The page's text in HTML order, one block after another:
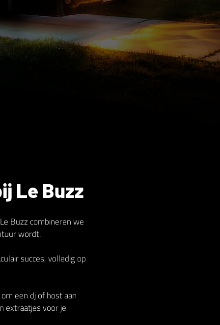
Le Buzz
Buzz combineren we
wordt.
succes, volledig op
een dj of host aan
extraatjes voor je